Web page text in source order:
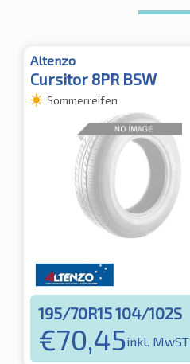
Altenzo
Cursitor 8PR BSW
Sommerreifen
195/70R15 104/102S
€70,45inkl. MwST